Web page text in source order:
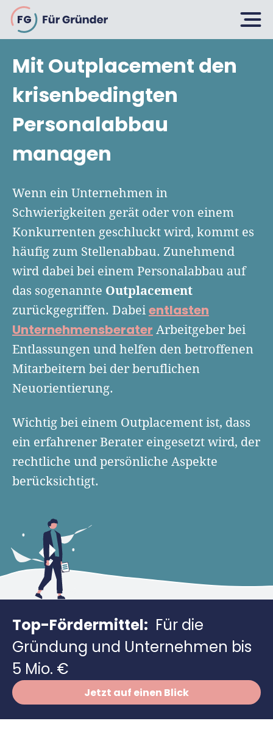
FG
Planen
Selbstständig machen
Über 500 Geschäftsideen
Geschäftsmodell entwickeln
Businessplan schreiben
Businessplan-Vorlage & Muster
Finanzplan erstellen
Top 15 Franchise
Die besten Gründerkredite
Gründerwettbewerbe finden
Gründen
Firma gründen: 10 Tipps
Rechtsform wählen
UG gründen
GmbH gründen
Geschäftskonto-Vergleich
Unternehmen anmelden
Schutzrechte anmelden
Kleingewerbe anmelden
Unsere Gründungspakete
Wachsen
6 Tipps zum Start
Fördermittelcheck machen
Kunden gewinnen
Website erstellen
Rechnung schreiben
Buchhaltung erledigen
Online-Kredit anfragen
Kassensystem
Versicherungen
Finanzieren
Fördermittel
Gründungszuschuss
Kredit für Existenzgründer
Business Angels
Kontokorrenkredit
Flexible Kreditlinie
Firmenkonto
Tools
Businessplan-Software
Business Model Canvas
Gründertest
Gründungsassistent
Finanzplan Tool
Preiskalkulation
Lohnsoftware
Weitere Tools & Vorlagen
Vergleiche
Angebote
Unsere Gründungspakete
Geförderte Beratung
Finanzierungsangebote
Geschäftskonto eröffnen
Richtig versichern
Steuerberatung
Software
Deals
Mit Outplacement den
krisenbedingten
Personalabbau
managen
Wenn ein Unternehmen in
Schwierigkeiten gerät oder von einem
Konkurrenten geschluckt wird, kommt es
häufig zum Stellenabbau. Zunehmend
wird dabei bei einem Personalabbau auf
das sogenannte Outplacement
zurückgegriffen. Dabei entlasten
Unternehmensberater Arbeitgeber bei
Entlassungen und helfen den betroffenen
Mitarbeitern bei der beruflichen
Neuorientierung.
Wichtig bei einem Outplacement ist, dass
ein erfahrener Berater eingesetzt wird, der
rechtliche und persönliche Aspekte
berücksichtigt.
Top-Fördermittel: Für die
Gründung und Unternehmen bis
5 Mio. €
Jetzt auf einen Blick